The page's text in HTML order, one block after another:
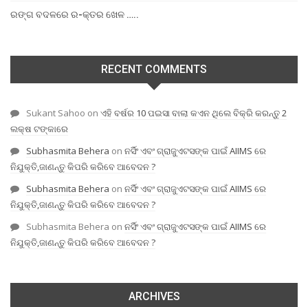
ରଙ୍ଗ ବଦଳରେ ର-କ୍ତର ଖେଳ …..
RECENT COMMENTS
Sukant Sahoo on ଏହି ବର୍ଷର 10 ପଇସା ବାଲା କଏନ ଥିଲେ ବିକ୍ରି କରନ୍ତୁ 2
ଲକ୍ଷ ଟଙ୍କାରେ
Subhasmita Behera on ନର୍ସିଂ ଏବଂ ଗ୍ରାଜୁଏଟସଙ୍କ ପାଇଁ AIIMS ରେ
ନିଯୁକ୍ତି,ଜାଣନ୍ତୁ କିପରି କରିବେ ଆବେଦନ ?
Subhasmita Behera on ନର୍ସିଂ ଏବଂ ଗ୍ରାଜୁଏଟସଙ୍କ ପାଇଁ AIIMS ରେ
ନିଯୁକ୍ତି,ଜାଣନ୍ତୁ କିପରି କରିବେ ଆବେଦନ ?
Subhasmita Behera on ନର୍ସିଂ ଏବଂ ଗ୍ରାଜୁଏଟସଙ୍କ ପାଇଁ AIIMS ରେ
ନିଯୁକ୍ତି,ଜାଣନ୍ତୁ କିପରି କରିବେ ଆବେଦନ ?
ARCHIVES